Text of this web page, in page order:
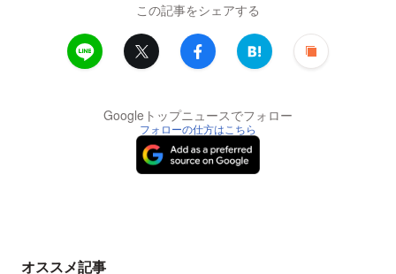
この記事をシェアする
Googleトップニュースでフォロー
フォローの仕方はこちら
オススメ記事